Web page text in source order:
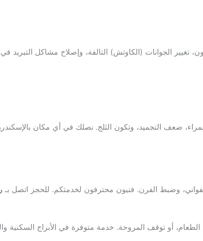
تغيير الجوانات (الكاوتش) التالفة، وإصلاح مشاكل
ضعف التجميد، وتكون الثلج. نصلك في أي مكان
وضبط الفرن. فنيون محترفون لخدمتكم. للحجز اتصل بـ
أو توقف المروحة. خدمة متوفرة في الأبراج السكنية